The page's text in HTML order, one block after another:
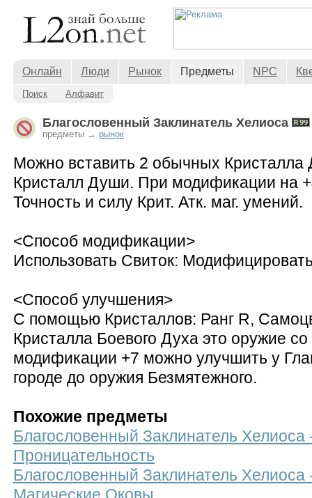
Онлайн Люди Рынок Предметы NPC
Поиск Алфавит
Благословенный Заклинатель Хелиоса
предметы → рынок
Можно вставить 2 обычных
Кристалл Души. При модификации на
Точность и силу Крит. Атк. маг. умений.
<Способ модификации>
Использовать Свиток:
<Способ улучшения>
С помощью Кристаллов: Ранг R,
Кристалла Боевого Духа это оружие
модификации +7 можно улучшить у
городе до оружия Безмятежного.
Похожие предметы
Благословенный Заклинатель
Проницательность
Благословенный Заклинатель